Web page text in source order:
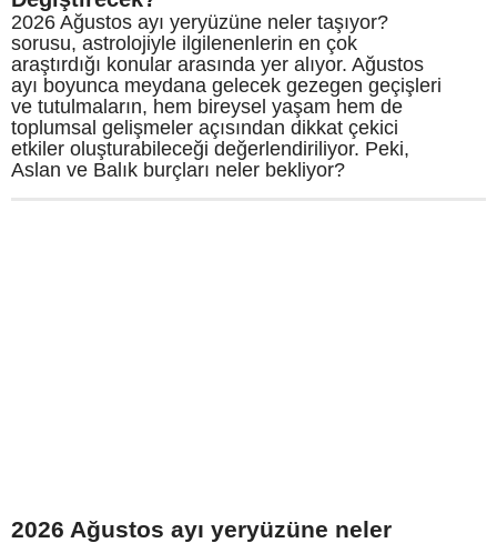
2026 Ağustos ayı yeryüzüne neler taşıyor?
sorusu, astrolojiyle ilgilenenlerin en çok
araştırdığı konular arasında yer alıyor. Ağustos
ayı boyunca meydana gelecek gezegen geçişleri
ve tutulmaların, hem bireysel yaşam hem de
toplumsal gelişmeler açısından dikkat çekici
etkiler oluşturabileceği değerlendiriliyor. Peki,
Aslan ve Balık burçları neler bekliyor?
2026 Ağustos ayı yeryüzüne neler